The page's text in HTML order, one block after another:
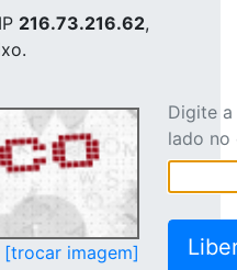
216.73.216.62,
[trocar imagem]
Digite
lado no